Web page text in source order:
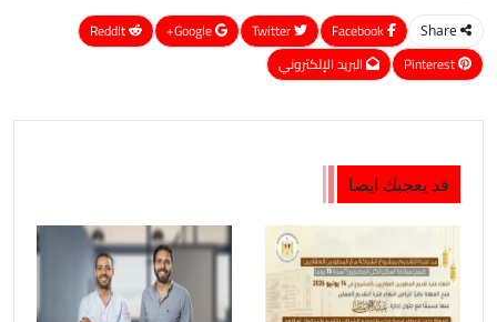
Share
Google+
ReddIt
Pinterest
البريد الإلكتروني
قد يعجبك ايضا